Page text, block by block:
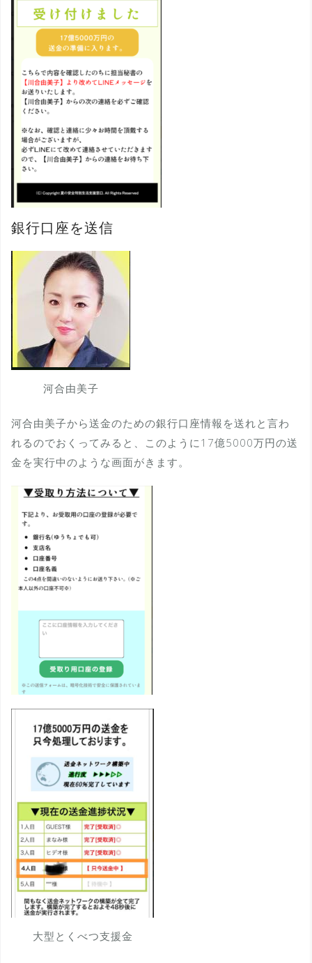
銀行口座を送信
河合由美子
河合由美子から送金のための銀行口座情報を送れと言わ
れるのでおくってみると、このように17億5000万円の送
金を実行中のような画面がきます。
大型とくべつ支援金